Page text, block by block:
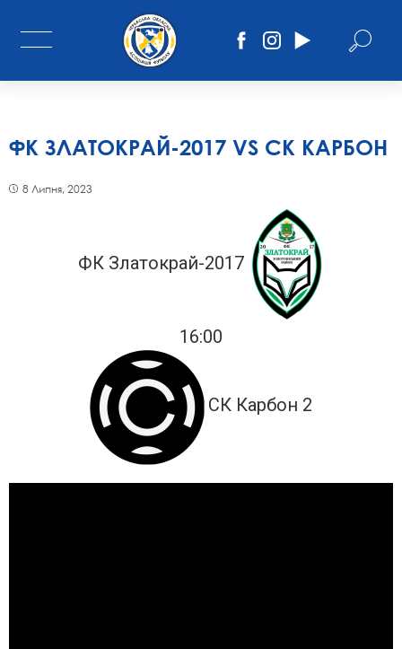
ФК ЗЛАТОКРАЙ-2017 VS СК КАРБОН
8 Липня, 2023
ФК Златокрай-2017
16:00
СК Карбон 2